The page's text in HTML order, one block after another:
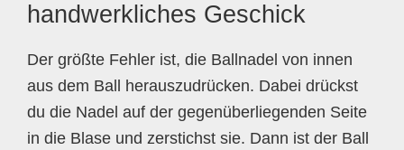
handwerkliches Geschick
Der größte Fehler ist, die Ballnadel von innen
aus dem Ball herauszudrücken. Dabei drückst
du die Nadel auf der gegenüberliegenden Seite
in die Blase und zerstichst sie. Dann ist der Ball